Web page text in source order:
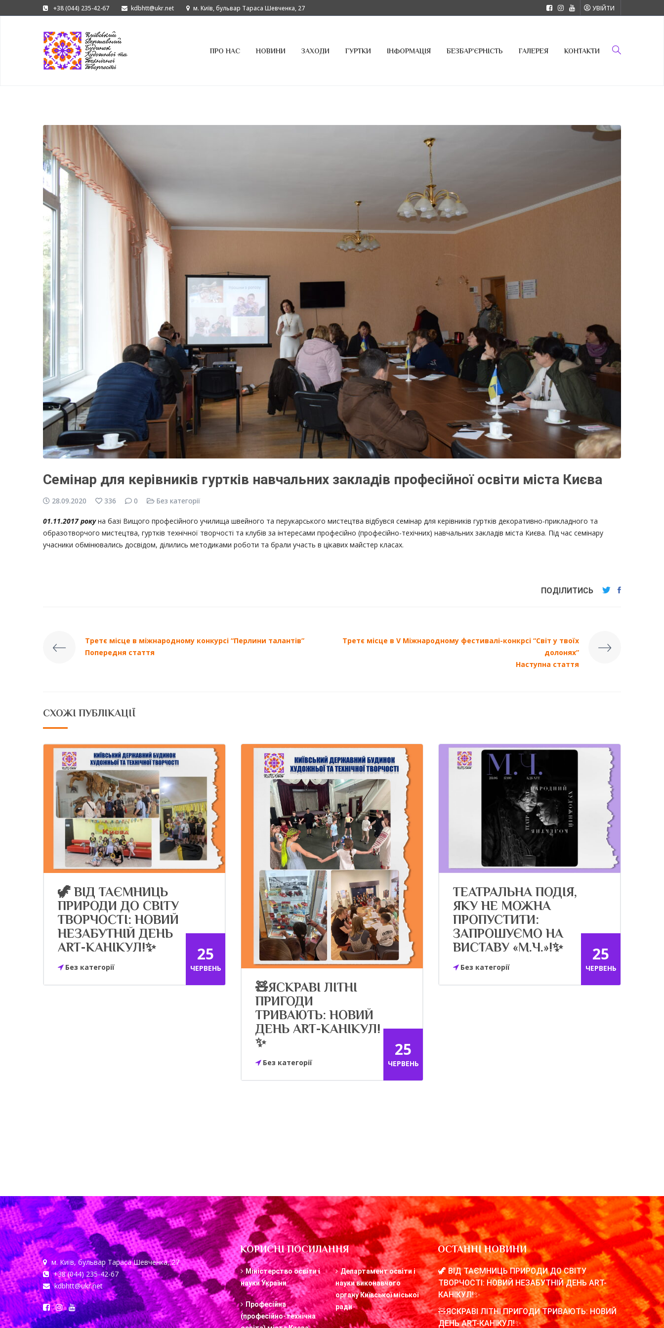
+38 (044) 235-42-67 kdbhtt@ukr.net м. Київ, бульвар Тараса Шевченка, 27 УВІЙТИ
ПРО НАС НОВИНИ ЗАХОДИ ГУРТКИ ІНФОРМАЦІЯ БЕЗБАР`ЄРНІСТЬ ГАЛЕРЕЯ КОНТАКТИ
Семінар для керівників гуртків навчальних закладів професійної освіти міста Києва
28.09.2020 336 0 Без категорії
01.11.2017 рокуна базі Вищого професійного училища швейного та перукарського мистецтва відбувся семінар для керівників гуртків декоративно-прикладного та
образотворчого мистецтва, гуртків технічної творчості та клубів за інтересами професійно (професійно-техічних) навчальних закладів міста Києва. Під час семінару
учасники обмінювались досвідом, ділились методиками роботи та брали участь в цікавих майстер класах.
ПОДІЛИТИСЬ
Третє місце в міжнародному конкурсі “Перлини талантів”
Попередня стаття
Третє місце в V Міжнародному фестивалі-конкрсі “Світ у твоїх
долонях”
Наступна стаття
СХОЖІ ПУБЛІКАЦІЇ
🦖 ВІД ТАЄМНИЦЬ
ПРИРОДИ ДО СВІТУ
ТВОРЧОСТІ: НОВИЙ
НЕЗАБУТНІЙ ДЕНЬ
ART-КАНІКУЛ!✨
Без категорії
25
ЧЕРВЕНЬ
🧸ЯСКРАВІ ЛІТНІ
ПРИГОДИ
ТРИВАЮТЬ: НОВИЙ
ДЕНЬ ART-КАНІКУЛ!
✨
Без категорії
25
ЧЕРВЕНЬ
ТЕАТРАЛЬНА ПОДІЯ,
ЯКУ НЕ МОЖНА
ПРОПУСТИТИ:
ЗАПРОШУЄМО НА
ВИСТАВУ «М.Ч.»!✨
Без категорії
25
ЧЕРВЕНЬ
м. Київ, бульвар Тараса Шевченка, 27
+38 (044) 235-42-67
kdbhtt@ukr.net
КОРИСНІ ПОСИЛАННЯ
Міністерство освіти і
науки України
Професійна
(професійно-технічна
Департамент освіти і
науки виконавчого
органу Київської міської
ради
ОСТАННІ НОВИНИ
🦖 ВІД ТАЄМНИЦЬ ПРИРОДИ ДО СВІТУ
ТВОРЧОСТІ: НОВИЙ НЕЗАБУТНІЙ ДЕНЬ ART-
КАНІКУЛ!✨
🧸ЯСКРАВІ ЛІТНІ ПРИГОДИ ТРИВАЮТЬ: НОВИЙ
ДЕНЬ ART-КАНІКУЛ!✨